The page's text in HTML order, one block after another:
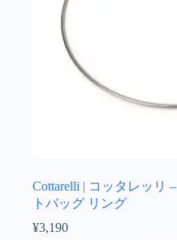
Cottarelli | コッタレッリ
トバッグ リング
¥3,190